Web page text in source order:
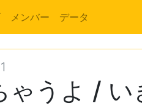
メンバー データ
ゃうよ / い